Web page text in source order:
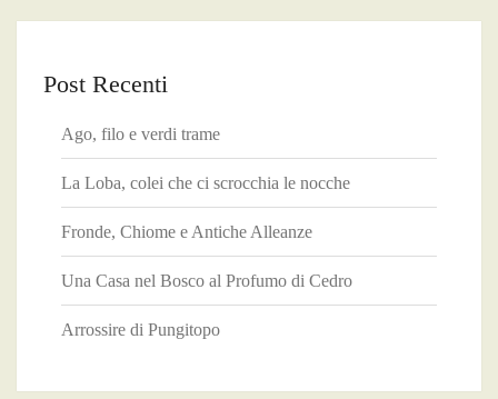
Post Recenti
Ago, filo e verdi trame
La Loba, colei che ci scrocchia le nocche
Fronde, Chiome e Antiche Alleanze
Una Casa nel Bosco al Profumo di Cedro
Arrossire di Pungitopo